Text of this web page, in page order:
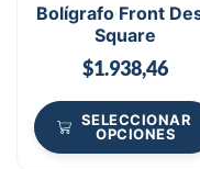
Bolígrafo Front
Square
$1.938,46
SELECCIONAR
OPCIONES